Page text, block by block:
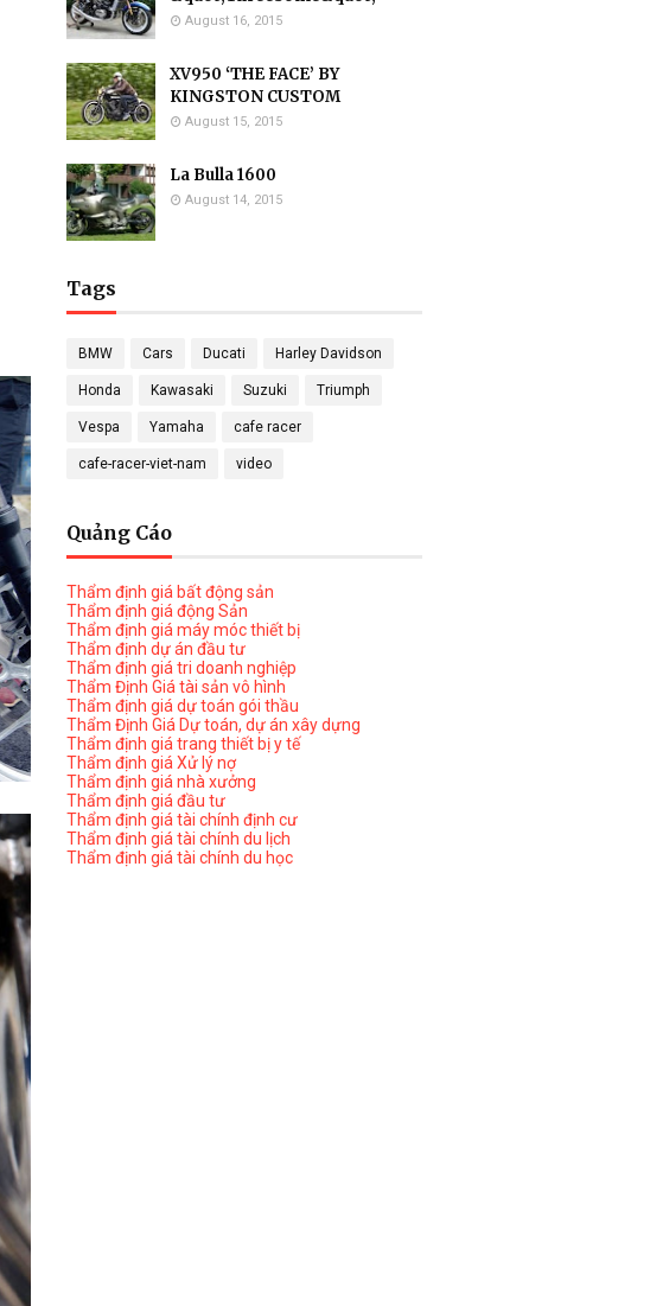
August 16, 2015
XV950 ‘THE FACE’ BY
KINGSTON CUSTOM
August 15, 2015
La Bulla 1600
August 14, 2015
Tags
BMW Cars Ducati Harley Davidson
Honda Kawasaki Suzuki Triumph
Vespa Yamaha cafe racer
cafe-racer-viet-nam video
Quảng Cáo
Thẩm định giá bất động sản
Thẩm định giá động Sản
Thẩm định giá máy móc thiết bị
Thẩm định dự án đầu tư
Thẩm định giá tri doanh nghiệp
Thẩm Định Giá tài sản vô hình
Thẩm định giá dự toán gói thầu
Thẩm Định Giá Dự toán, dự án xây dựng
Thẩm định giá trang thiết bị y tế
Thẩm định giá Xử lý nợ
Thẩm định giá nhà xưởng
Thẩm định giá đầu tư
Thẩm định giá tài chính định cư
Thẩm định giá tài chính du lịch
Thẩm định giá tài chính du học